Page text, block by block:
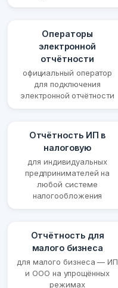
Операторы
электронной
отчётности
официальный оператор
для подключения
электронной отчётности
Отчётность ИП в
налоговую
для индивидуальных
предпринимателей на
любой системе
налогообложения
Отчётность для
малого бизнеса
для малого бизнеса — ИП
и ООО на упрощённых
режимах